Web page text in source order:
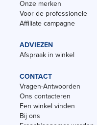
Onze merken
Voor de professionele
Affiliate campagne
ADVIEZEN
Afspraak in winkel
CONTACT
Vragen-Antwoorden
Ons contacteren
Een winkel vinden
Bij ons